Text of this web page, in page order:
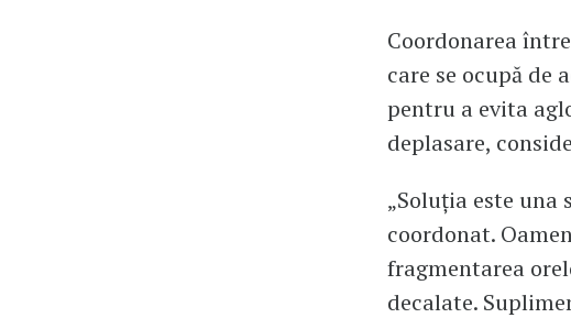
Coordonarea
care se ocupă
pentru a evita
deplasare,
„Soluția este
coordonat.
fragmentarea
decalate.